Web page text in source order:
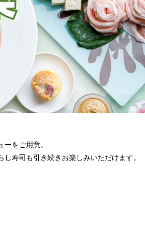
をご用意。
寿司も引き続きお楽しみいただけます。